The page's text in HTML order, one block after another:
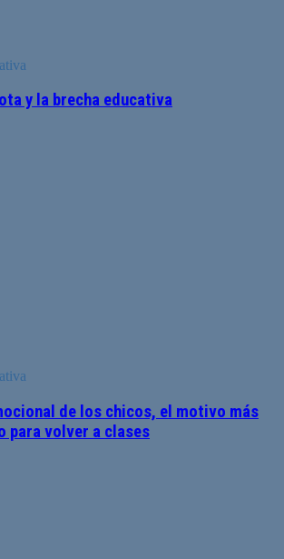
y la brecha educativa
de los chicos, el motivo más
para volver a clases